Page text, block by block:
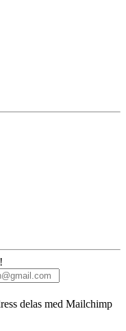
delas med Mailchimp